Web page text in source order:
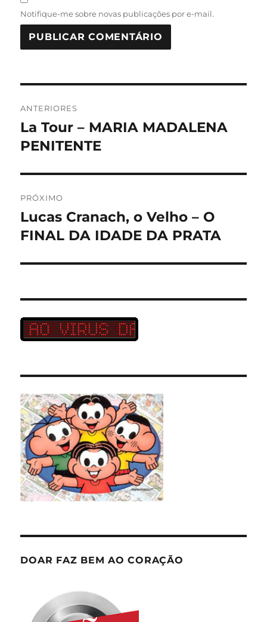
Notifique-me sobre novas publicações por e-mail.
de
Post
ANTERIORES
Post
anterior:
La Tour – MARIA MADALENA
PENITENTE
PRÓXIMO
Próximo
post:
Lucas Cranach, o Velho – O
FINAL DA IDADE DA PRATA
DOAR FAZ BEM AO CORAÇÃO